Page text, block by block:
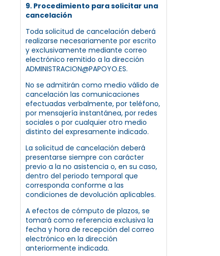
9. Procedimiento para solicitar una
cancelación
Toda solicitud de cancelación deberá
realizarse necesariamente por escrito
y exclusivamente mediante correo
electrónico remitido a la dirección
ADMINISTRACION@PAPOYO.ES.
No se admitirán como medio válido de
cancelación las comunicaciones
efectuadas verbalmente, por teléfono,
por mensajería instantánea, por redes
sociales o por cualquier otro medio
distinto del expresamente indicado.
La solicitud de cancelación deberá
presentarse siempre con carácter
previo a la no asistencia o, en su caso,
dentro del periodo temporal que
corresponda conforme a las
condiciones de devolución aplicables.
A efectos de cómputo de plazos, se
tomará como referencia exclusiva la
fecha y hora de recepción del correo
electrónico en la dirección
anteriormente indicada.